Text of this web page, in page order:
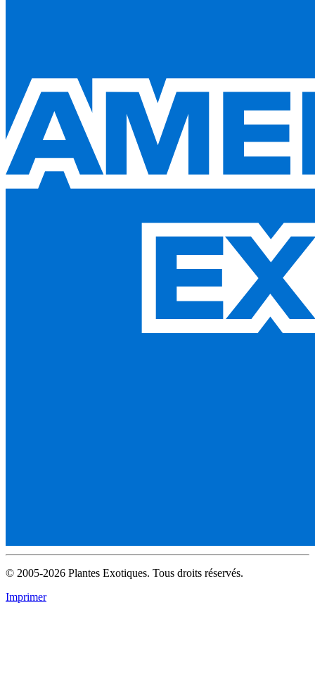
© 2005-2026 Plantes Exotiques. Tous droits réservés.
Imprimer